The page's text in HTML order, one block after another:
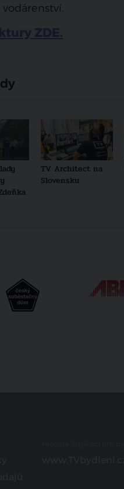
TV Architect na
Slovensku